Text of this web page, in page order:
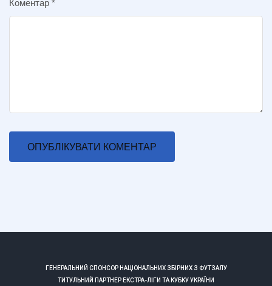
Коментар *
ГЕНЕРАЛЬНИЙ СПОНСОР НАЦІОНАЛЬНИХ ЗБІРНИХ З ФУТЗАЛУ
ТИТУЛЬНИЙ ПАРТНЕР ЕКСТРА-ЛІГИ ТА КУБКУ УКРАЇНИ